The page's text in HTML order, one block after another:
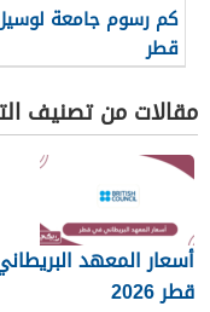
كم رسوم جامعة
قطر
مقالات من تصنيف
أسعار المعهد
قطر 2026